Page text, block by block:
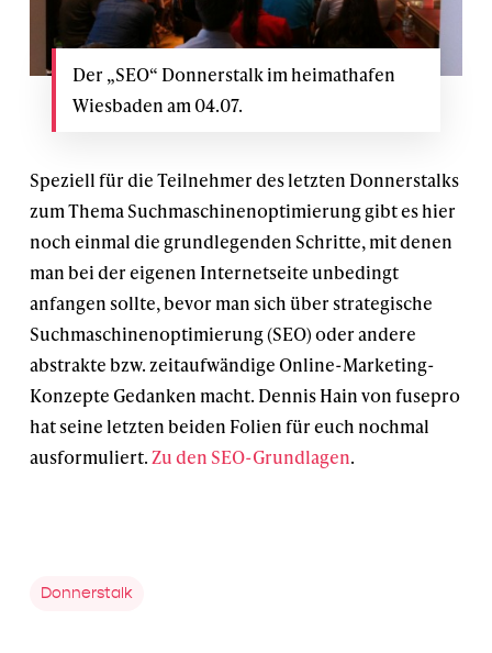
Der „SEO“ Donnerstalk im heimathafen
Wiesbaden am 04.07.
Speziell für die Teilnehmer des letzten Donnerstalks
zum Thema Suchmaschinenoptimierung gibt es hier
noch einmal die grundlegenden Schritte, mit denen
man bei der eigenen Internetseite unbedingt
anfangen sollte, bevor man sich über strategische
Suchmaschinenoptimierung (SEO) oder andere
abstrakte bzw. zeitaufwändige Online-Marketing-
Konzepte Gedanken macht. Dennis Hain von fusepro
hat seine letzten beiden Folien für euch nochmal
ausformuliert.Zu den SEO-Grundlagen.
Donnerstalk